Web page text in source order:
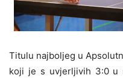
Titulu najboljeg u
koji je s uvjerljivih 3:0 u